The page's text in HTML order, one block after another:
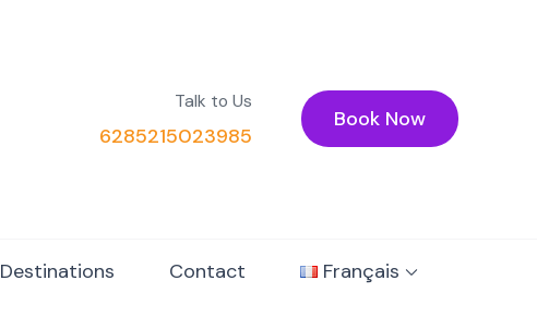
Talk to Us
6285215023985
Book Now
Destinations Contact Français